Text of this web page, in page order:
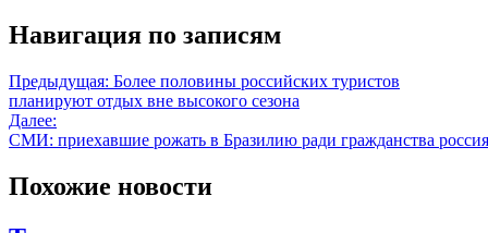
Навигация по записям
Предыдущая: Более половины российских туристов
планируют отдых вне высокого сезона
Далее:
СМИ: приехавшие рожать в Бразилию ради гражданства
Похожие новости